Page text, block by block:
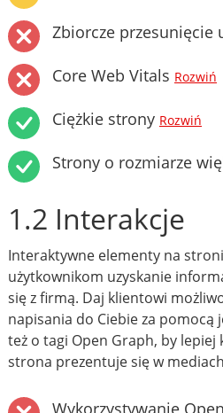
Zbiorcze przesunięcie
Core Web Vitals Rozwiń
Ciężkie strony Rozwiń
Strony o rozmiarze
1.2 Interakcje
Interaktywne elementy na
użytkownikom uzyskanie
się z firmą. Daj klientowi
napisania do Ciebie za pomocą
też o tagi Open Graph, by lepiej
strona prezentuje się w
Wykorzystywanie